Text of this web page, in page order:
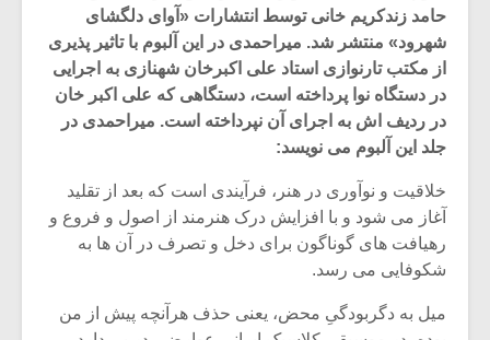
حامد زندکریم خانی توسط انتشارات «آوای دلگشای
شهرود» منتشر شد. میراحمدی در این آلبوم با تاثیر پذیری
از مکتب تارنوازی استاد علی اکبرخان شهنازی به اجرایی
در دستگاه نوا پرداخته است، دستگاهی که علی اکبر خان
در ردیف اش به اجرای آن نپرداخته است. میراحمدی در
جلد این آلبوم می نویسد:
خلاقیت و نوآوری در هنر، فرآیندی است که بعد از تقلید
آغاز می شود و با افزایش درک هنرمند از اصول و فروع و
رهیافت های گوناگون برای دخل و تصرف در آن ها به
شکوفایی می رسد.
میل به دگربودگیِ محض، یعنی حذف هرآنچه پیش از من